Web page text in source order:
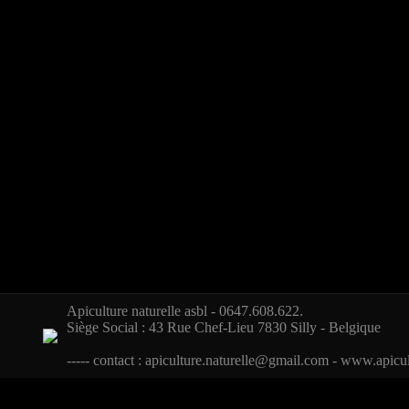
Apiculture naturelle asbl - 0647.608.622.
Siège Social : 43 Rue Chef-Lieu 7830 Silly - Belgique
----- contact : apiculture.naturelle@gmail.com -